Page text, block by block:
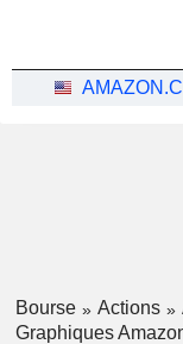
Bourse Actions
Graphiques